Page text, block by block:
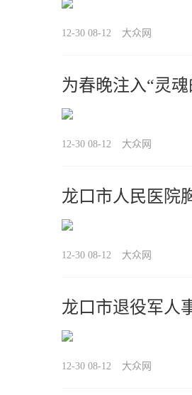
12-30 08-12 大众网
为春晚注入“灵
12-30 08-12 大众网
龙口市人民医院
12-30 08-12 大众网
龙口市退役军人
12-30 08-12 大众网